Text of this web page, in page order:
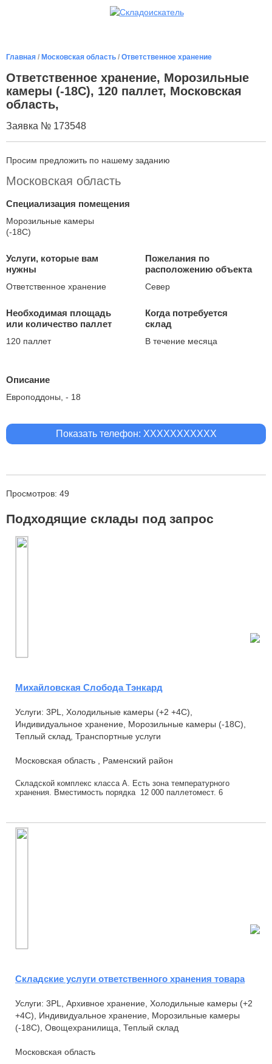
Главная / Московская область / Ответственное хранение
Ответственное хранение, Морозильные
камеры (-18С), 120 паллет, Московская
область,
Заявка № 173548
Просим предложить по нашему заданию
Московская область
Специализация помещения
Морозильные камеры
(-18С)
Услуги, которые вам
нужны
Ответственное хранение
Необходимая площадь
или количество паллет
120 паллет
Пожелания по
расположению объекта
Север
Когда потребуется
склад
В течение месяца
Описание
Европоддоны, - 18
Показать телефон: XXXXXXXXXXX
Просмотров: 49
Подходящие склады под запрос
Михайловская Слобода Тэнкард
Услуги: 3PL, Холодильные камеры (+2 +4С),
Индивидуальное хранение, Морозильные камеры (-18С),
Теплый склад, Транспортные услуги
Московская область , Раменский район
Складской комплекс класса А. Есть зона температурного
хранения. Вместимость порядка 12 000 паллетомест. 6
Складские услуги ответственного хранения товара
Услуги: 3PL, Архивное хранение, Холодильные камеры (+2
+4С), Индивидуальное хранение, Морозильные камеры
(-18С), Овощехранилища, Теплый склад
Московская область